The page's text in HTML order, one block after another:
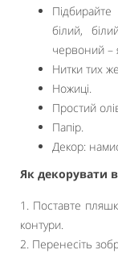
білий,
червоний –
Нитки тих
Ножиці.
Простий
Папір.
Декор:
Як декорувати
1. Поставте
контури.
2. Перенесіть